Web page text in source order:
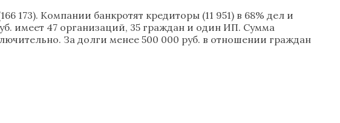
173). Компании банкротят кредиторы (11 951) в 68% дел и
имеет 47 организаций, 35 граждан и один ИП. Сумма
За долги менее 500 000 руб. в отношении граждан